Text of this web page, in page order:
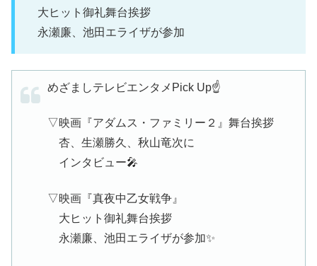
大ヒット御礼舞台挨拶
永瀬廉、池田エライザが参加
めざましテレビエンタメPick Up☝️
▽映画『アダムス・ファミリー２』舞台挨拶
杏、生瀬勝久、秋山竜次に
インタビュー🎤
▽映画『真夜中乙女戦争』
大ヒット御礼舞台挨拶
永瀬廉、池田エライザが参加✨